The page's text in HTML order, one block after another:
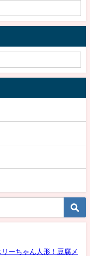
ーちゃん人形！豆腐メ